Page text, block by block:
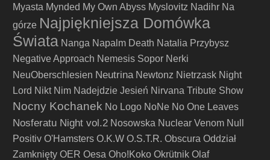
Myasta Mynded My Own Abyss Myslovitz Nadihr Na
górze Najpiękniejsza Domówka
Świata Nanga Napalm Death Natalia Przybysz
Negative Approach Nemesis Sopor Nerki
NeuOberschlesien Neutrina Newtonz Nietrzask Night
Lord Nikt Nim Nadejdzie Jesień Nirvana Tribute Show
Nocny Kochanek No Logo NoNe No One Leaves
Nosferatu Night vol.2 Nosowska Nuclear Venom Null
Positiv O'Hamsters O.K.W O.S.T.R. Obscura Oddział
Zamknięty OER Oesa Oho!Koko Okrütnik Olaf